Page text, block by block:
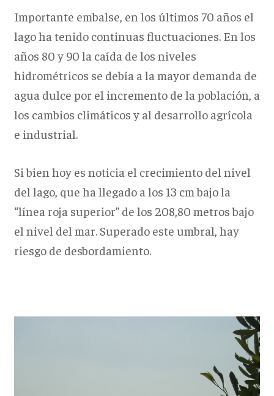
Importante embalse, en los últimos 70 años el
lago ha tenido continuas fluctuaciones. En los
años 80 y 90 la caída de los niveles
hidrométricos se debía a la mayor demanda de
agua dulce por el incremento de la población, a
los cambios climáticos y al desarrollo agrícola
e industrial.
Si bien hoy es noticia el crecimiento del nivel
del lago, que ha llegado a los 13 cm bajo la
“línea roja superior” de los 208,80 metros bajo
el nivel del mar. Superado este umbral, hay
riesgo de desbordamiento.